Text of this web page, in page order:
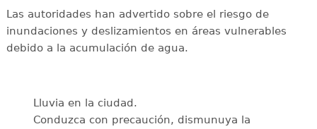
Las autoridades han advertido sobre el riesgo de
inundaciones y deslizamientos en áreas vulnerables
debido a la acumulación de agua.
Lluvia en la ciudad.
Conduzca con precaución, dismunuya la